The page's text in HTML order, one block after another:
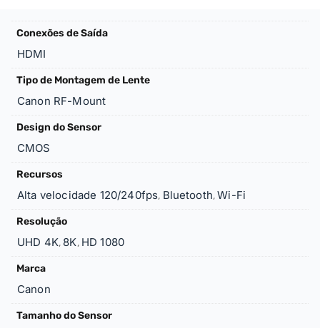
Conexões de Saída
HDMI
Tipo de Montagem de Lente
Canon RF-Mount
Design do Sensor
CMOS
Recursos
Alta velocidade 120/240fps, Bluetooth,Wi-Fi
Resolução
UHD 4K, 8K, HD 1080
Marca
Canon
Tamanho do Sensor